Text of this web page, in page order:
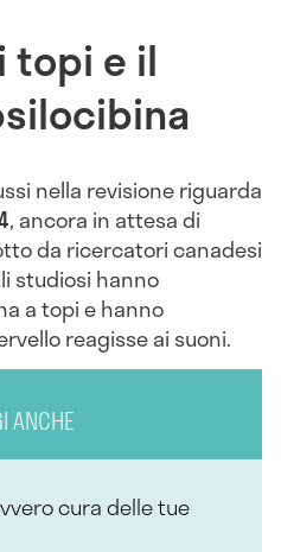
topi e il
nella revisione riguarda
, ancora in attesa di
da ricercatori canadesi
studiosi hanno
a topi e hanno
reagisse ai suoni.
ANCHE
cura delle tue